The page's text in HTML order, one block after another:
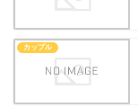
カップル